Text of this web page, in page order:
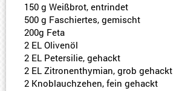
150 g Weißbrot, entrindet
500 g Faschiertes, gemischt
200g Feta
2 EL Olivenöl
2 EL Petersilie, gehackt
2 EL Zitronenthymian, grob gehackt
2 Knoblauchzehen, fein gehackt